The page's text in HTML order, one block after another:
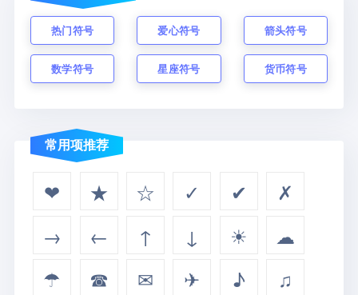
热门符号 爱心符号 箭头符号
数学符号 星座符号 货币符号
常用项推荐
❤ ★ ☆ ✓ ✔
✗
→
← ↑ ↓ ☀
☁
☂
☎ ✉ ✈ ♪
♫